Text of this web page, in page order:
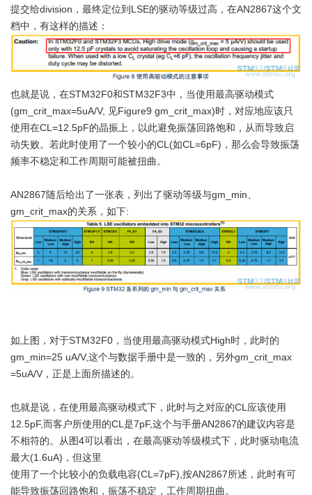
提交给division，最终定位到LSE的驱动等级过高，在AN2867这个文
档中，有这样的描述：
也就是说，在STM32F0和STM32F3中，当使用最高驱动模式
(gm_crit_max=5uA/V, 见Figure9 gm_crit_max)时，对应地应该只
使用在CL=12.5pF的晶振上，以此避免振荡回路饱和，从而导致启
动失败。若此时使用了一个较小的CL(如CL=6pF)，那么会导致振荡
频率不稳定和工作周期可能被扭曲。
AN2867随后给出了一张表，列出了驱动等级与gm_min、
gm_crit_max的关系，如下:
如上图，对于STM32F0，当使用最高驱动模式High时，此时的
gm_min=25 uA/V,这个与数据手册中是一致的，另外gm_crit_max
=5uA/V，正是上面所描述的。
也就是说，在使用最高驱动模式下，此时与之对应的CL应该使用
12.5pF,而客户所使用的CL是7pF,这个与手册AN2867的建议内容是
不相符的。从图4可以看出，在最高驱动等级模式下，此时驱动电流
最大(1.6uA)，但这里
使用了一个比较小的负载电容(CL=7pF),按AN2867所述，此时有可
能导致振荡回路饱和，振荡不稳定，工作周期扭曲。